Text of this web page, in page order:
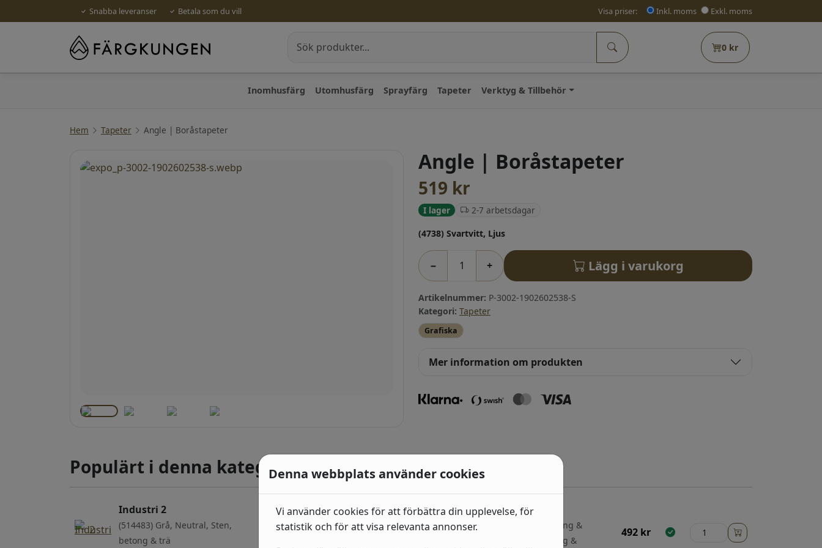
Snabba leveranser Betala som du vill Visa priser: Inkl. moms Exkl. moms
0 kr
Inomhusfärg Utomhusfärg Sprayfärg Tapeter Verktyg & Tillbehör
Hem Tapeter Angle | Boråstapeter
Angle | Boråstapeter
519 kr
I lager 2-7 arbetsdagar
(4738) Svartvitt, Ljus
− + Lägg i varukorg
Artikelnummer: P-3002-1902602538-S
Kategori: Tapeter
Grafiska
Mer information om produkten
Populärt i denna kategori
Industri 2
(514483) Grå, Neutral, Sten,
betong & trä
492kr
Industri 2
(429435) Grå, Sten, betong &
trä;Randiga;Sten, betong &
492 kr
Denna webbplats använder cookies
Vi använder cookies för att förbättra din upplevelse, för
statistik och för att visa relevanta annonser.